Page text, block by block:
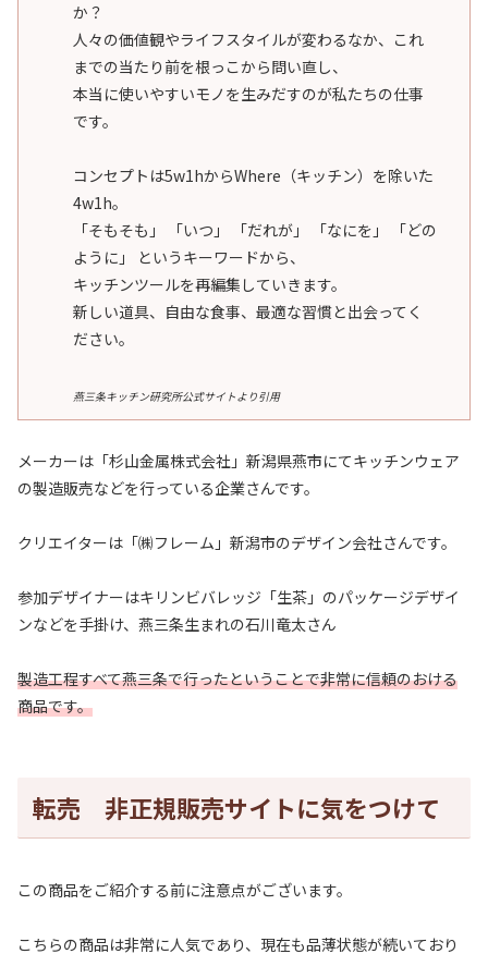
か？
人々の価値観やライフスタイルが変わるなか、これ
までの当たり前を根っこから問い直し、
本当に使いやすいモノを生みだすのが私たちの仕事
です。
コンセプトは5w1hからWhere（キッチン）を除いた
4w1h。
「そもそも」 「いつ」 「だれが」 「なにを」 「どの
ように」 というキーワードから、
キッチンツールを再編集していきます。
新しい道具、自由な食事、最適な習慣と出会ってく
ださい。
燕三条キッチン研究所公式サイトより引用
メーカーは「杉山金属株式会社」新潟県燕市にてキッチンウェア
の製造販売などを行っている企業さんです。
クリエイターは「㈱フレーム」新潟市のデザイン会社さんです。
参加デザイナーはキリンビバレッジ「生茶」のパッケージデザイ
ンなどを手掛け、燕三条生まれの石川竜太さん
製造工程すべて燕三条で行ったということで非常に信頼のおける
商品です。
転売 非正規販売サイトに気をつけて
この商品をご紹介する前に注意点がございます。
こちらの商品は非常に人気であり、現在も品薄状態が続いており